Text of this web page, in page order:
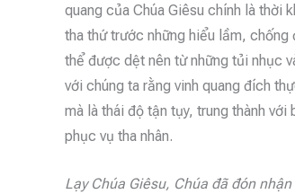
quang của Chúa Giêsu chính là thời
tha thứ trước những hiểu lầm,
thể được dệt nên từ những tủi nhục
với chúng ta rằng vinh quang đích
mà là thái độ tận tụy, trung thành với
phục vụ tha nhân.
Lạy Chúa Giêsu, Chúa đã đón